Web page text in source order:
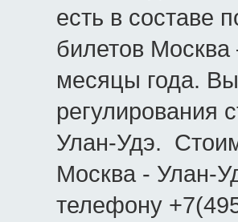
есть в составе
билетов
месяцы года.
регулирования
Улан-Удэ.
Москва - Улан-
телефону